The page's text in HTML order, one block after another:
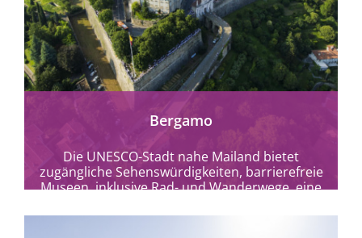
Bergamo
Die UNESCO-Stadt nahe Mailand bietet
zugängliche Sehenswürdigkeiten, barrierefreie
Museen, inklusive Rad- und Wanderwege, eine